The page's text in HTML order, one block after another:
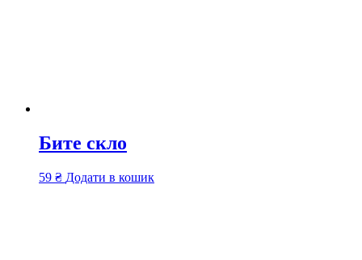
Бите скло
59 ₴ Додати в кошик